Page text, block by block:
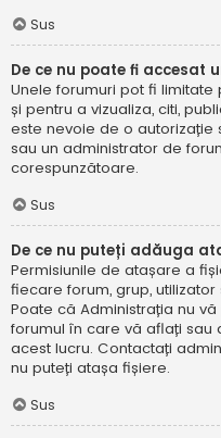
Sus
De ce nu poate fi accesat
Unele forumuri pot fi limitate
și pentru a vizualiza, citi,
este nevoie de o
sau un administrator de
corespunzătoare.
Sus
De ce nu puteți adăuga
Permisiunile de atașare a
fiecare forum, grup,
Poate că Administrația nu
forumul în care vă aflați sau
acest lucru. Contactați
nu puteți atașa fișiere.
Sus